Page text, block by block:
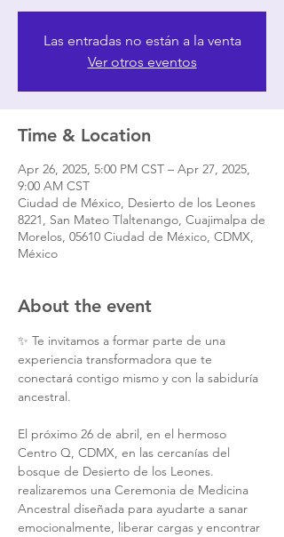
Las entradas no están a la venta
Ver otros eventos
Time & Location
Apr 26, 2025, 5:00 PM CST – Apr 27, 2025,
9:00 AM CST
Ciudad de México, Desierto de los Leones
8221, San Mateo Tlaltenango, Cuajimalpa de
Morelos, 05610 Ciudad de México, CDMX,
México
About the event
✨ Te invitamos a formar parte de una
experiencia transformadora que te
conectará contigo mismo y con la sabiduría
ancestral.
El próximo 26 de abril, en el hermoso
Centro Q, CDMX, en las cercanías del
bosque de Desierto de los Leones.
realizaremos una Ceremonia de Medicina
Ancestral diseñada para ayudarte a sanar
emocionalmente, liberar cargas y encontrar